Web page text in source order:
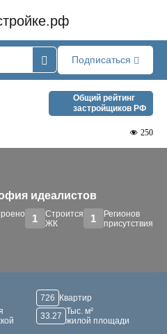
Подписаться
Общий рейтинг
застройщиков РФ
250
идеалистов
1
Строится
ЖК
1
Регионов
присутствия
726
Квартир
33.27 Тыс. м²
жилой площади